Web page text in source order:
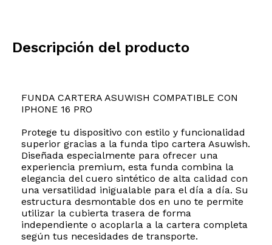
Descripción del producto
FUNDA CARTERA ASUWISH COMPATIBLE CON
IPHONE 16 PRO
Protege tu dispositivo con estilo y funcionalidad
superior gracias a la funda tipo cartera Asuwish.
Diseñada especialmente para ofrecer una
experiencia premium, esta funda combina la
elegancia del cuero sintético de alta calidad con
una versatilidad inigualable para el día a día. Su
estructura desmontable dos en uno te permite
utilizar la cubierta trasera de forma
independiente o acoplarla a la cartera completa
según tus necesidades de transporte.